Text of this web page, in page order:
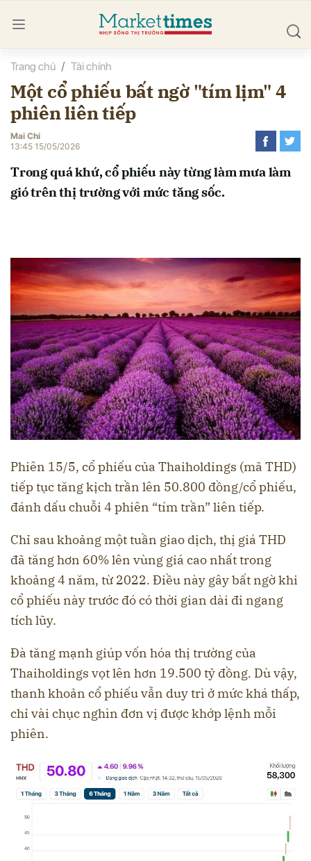
Trang chủ Tài chính
Một cổ phiếu bất ngờ "tím lịm" 4
phiên liên tiếp
Mai Chi
13:45 15/05/2026
Trong quá khứ, cổ phiếu này từng làm mưa làm
gió trên thị trường với mức tăng sốc.
Phiên 15/5, cổ phiếu của Thaiholdings (mã THD)
tiếp tục tăng kịch trần lên 50.800 đồng/cổ phiếu,
đánh dấu chuỗi 4 phiên “tím trần” liên tiếp.
Chỉ sau khoảng một tuần giao dịch, thị giá THD
đã tăng hơn 60% lên vùng giá cao nhất trong
khoảng 4 năm, từ 2022. Điều này gây bất ngờ khi
cổ phiếu này trước đó có thời gian dài đi ngang
tích lũy.
Đà tăng mạnh giúp vốn hóa thị trường của
Thaiholdings vọt lên hơn 19.500 tỷ đồng. Dù vậy,
thanh khoản cổ phiếu vẫn duy trì ở mức khá thấp,
chỉ vài chục nghìn đơn vị được khớp lệnh mỗi
phiên.
luận